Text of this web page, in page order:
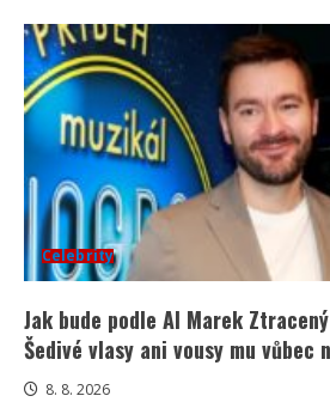
Celebrity
Jak bude podle AI Marek
Šedivé vlasy ani vousy mu vůbec
8. 8. 2026